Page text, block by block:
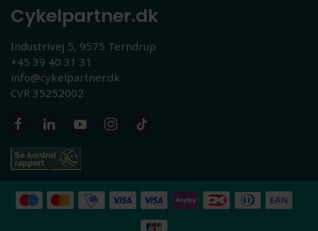
Cykelpartner.dk
Industrivej 5, 9575 Terndrup
+45 39 40 31 31
info@cykelpartner.dk
CVR 35252002